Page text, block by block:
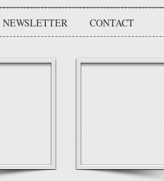
NEWSLETTER CONTACT